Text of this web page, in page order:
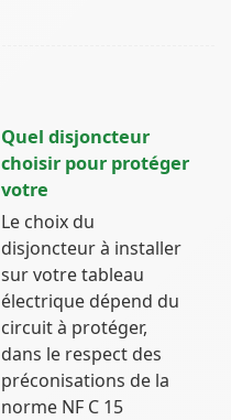
Quel disjoncteur
choisir pour protéger
votre
Le choix du
disjoncteur à installer
sur votre tableau
électrique dépend du
circuit à protéger,
dans le respect des
préconisations de la
norme NF C 15